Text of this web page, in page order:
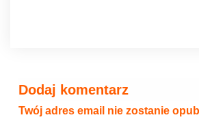
Dodaj komentarz
Twój adres email nie zostanie